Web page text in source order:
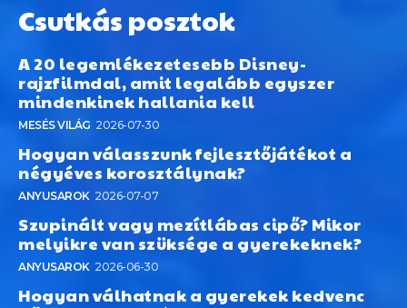
Csutkás posztok
A 20 legemlékezetesebb Disney-
rajzfilmdal, amit legalább egyszer
mindenkinek hallania kell
MESÉS VILÁG 2026-07-30
Hogyan válasszunk fejlesztőjátékot a
négyéves korosztálynak?
ANYUSAROK 2026-07-07
Szupinált vagy mezítlábas cipő? Mikor
melyikre van szüksége a gyerekeknek?
ANYUSAROK 2026-06-30
Hogyan válhatnak a gyerekek kedvenc